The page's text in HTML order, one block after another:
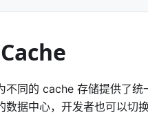
不同的 cache 存储提供了统
数据中心，开发者也可以切